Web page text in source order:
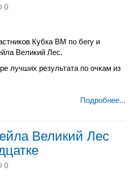
0
Кубка ВМ по бегу и
Великий Лес.
лучших результата по очкам из
Подробнее...
Великий Лес
0